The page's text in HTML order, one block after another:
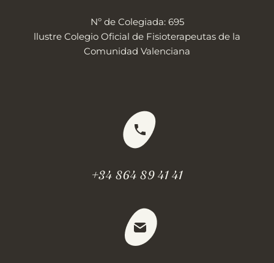
Nº de Colegiada: 695
llustre Colegio Oficial de Fisioterapeutas de la
Comunidad Valenciana
+34 864 89 41 41